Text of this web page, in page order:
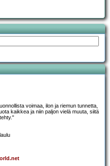
voimaa, ilon ja riemun tunnetta,
kaikkea ja niin paljon vielä muuta, siitä